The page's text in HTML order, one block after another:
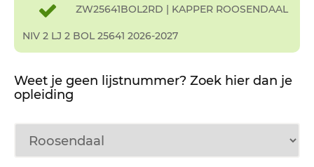
ZW25641BOL2RD | KAPPER ROOSENDAAL
NIV 2 LJ 2 BOL 25641 2026-2027
Weet je geen lijstnummer? Zoek hier dan je
opleiding